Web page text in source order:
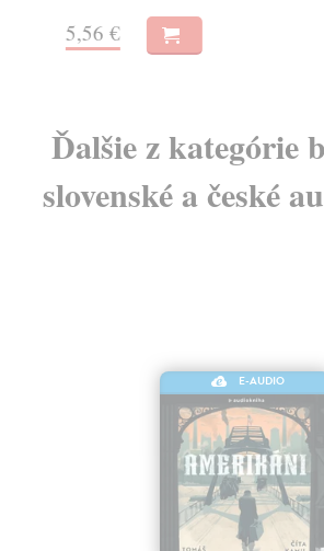
5,56 €
Ďalšie z kategórie
slovenské a české
E-AUDIO